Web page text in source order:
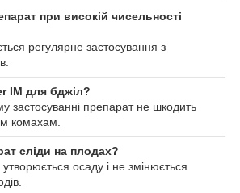
при високій чисельності
регулярне застосування з
IM для бджіл?
застосуванні препарат не шкодить
комахам.
сліди на плодах?
осаду і не змінюється